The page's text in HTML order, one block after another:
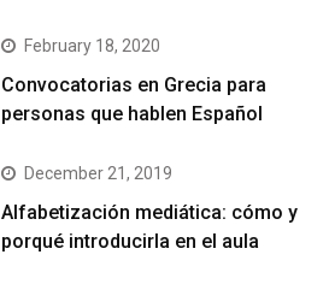
February 18, 2020
Convocatorias en Grecia para
personas que hablen Español
December 21, 2019
Alfabetización mediática: cómo y
porqué introducirla en el aula